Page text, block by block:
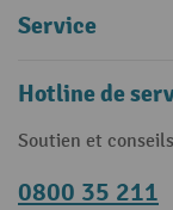
Service
Hotline de
Soutien et
0800 35 211